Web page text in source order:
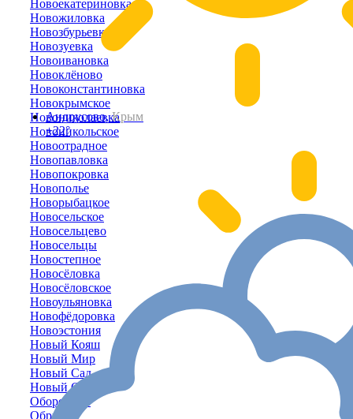
Андрусово,Крым
+22°
Новоекатериновка
Новожиловка
Новозбурьевка
Новозуевка
Новоивановка
Новоклёново
Новоконстантиновка
Новокрымское
Новониколаевка
Новоникольское
Новоотрадное
Новопавловка
Новопокровка
Новополье
Новорыбацкое
Новосельское
Новосельцево
Новосельцы
Новостепное
Новосёловка
Новосёловское
Новоульяновка
Новофёдоровка
Новоэстония
Новый Кояш
Новый Мир
Новый Сад
Новый Свет
Оборонное
Обрыв